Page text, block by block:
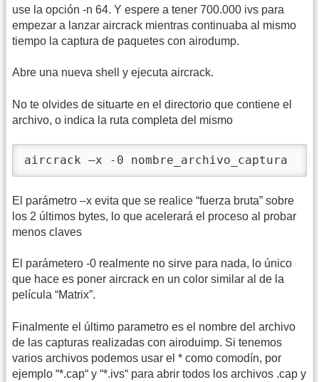
use la opción -n 64. Y espere a tener 700.000 ivs para
empezar a lanzar aircrack mientras continuaba al mismo
tiempo la captura de paquetes con airodump.
Abre una nueva shell y ejecuta aircrack.
No te olvides de situarte en el directorio que contiene el
archivo, o indica la ruta completa del mismo
aircrack –x -0 nombre_archivo_captura
El parámetro –x evita que se realice “fuerza bruta” sobre
los 2 últimos bytes, lo que acelerará el proceso al probar
menos claves
El parámetero -0 realmente no sirve para nada, lo único
que hace es poner aircrack en un color similar al de la
película “Matrix”.
Finalmente el último parametro es el nombre del archivo
de las capturas realizadas con airoduimp. Si tenemos
varios archivos podemos usar el * como comodín, por
ejemplo “*.cap“ y “*.ivs“ para abrir todos los archivos .cap y